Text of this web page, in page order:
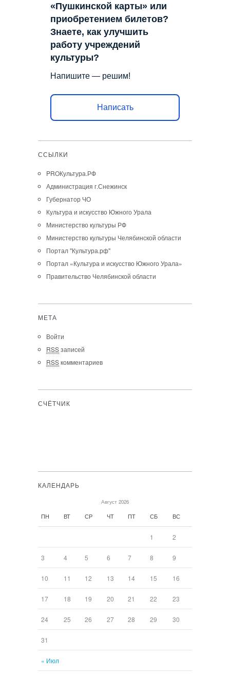
«Пушкинской карты» или
приобретением билетов?
Знаете, как улучшить
работу учреждений
культуры?
Напишите — решим!
Написать
ССЫЛКИ
PROКультура.РФ
Администрация г.Снежинск
Губернатор ЧО
Культура и искусство Южного Урала
Министерство культуры РФ
Министерство культуры Челябинской области
Портал "Культура.рф"
Портал «Культура и искусство Южного Урала»
Правительство Челябинской области
МЕТА
Войти
RSSзаписей
RSSкомментариев
СЧЁТЧИК
КАЛЕНДАРЬ
Август 2026
ПН ВТ СР ЧТ ПТ СБ ВС
« Июл
1 2
3 4 5 6 7 8 9
10 11 12 13 14 15 16
17 18 19 20 21 22 23
24 25 26 27 28 29 30
31